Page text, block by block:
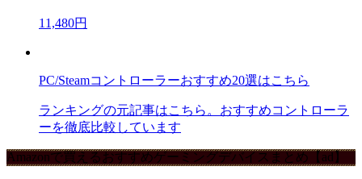
11,480円
PC/Steamコントローラーおすすめ20選はこちら
ランキングの元記事はこちら。おすすめコントローラ
ーを徹底比較しています
Amazonで買えるおすすめゲーミングデバイスまとめ【ad】